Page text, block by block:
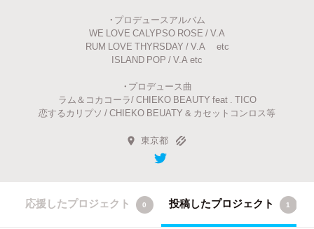
・プロデュースアルバム
WE LOVE CALYPSO ROSE / V.A
RUM LOVE THYRSDAY / V.A etc
ISLAND POP / V.A etc
・プロデュース曲
ラム＆コカコーラ/ CHIEKO BEAUTY feat . TICO
恋するカリプソ / CHIEKO BEUATY & カセットコンロス等
東京都
応援したプロジェクト 0 投稿したプロジェクト 1